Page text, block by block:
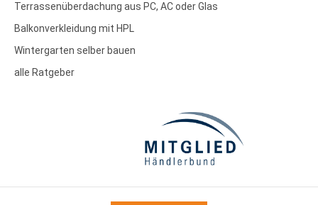
Terrassenüberdachung aus PC, AC oder Glas
Balkonverkleidung mit HPL
Wintergarten selber bauen
alle Ratgeber